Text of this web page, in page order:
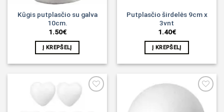
Kūgis putplasčio su galva
10cm.
1.50€
Į KREPŠELĮ
Putplasčio širdelės 9cm x
3vnt
1.40€
Į KREPŠELĮ